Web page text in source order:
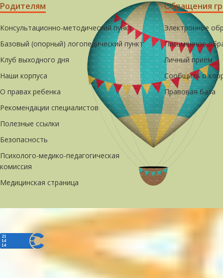
Родителям
Консультационно-методический пункт
Базовый (опорный) логопедический пункт
Клуб выходного дня
Наши корпуса
О правах ребенка
Рекомендации специалистов
Полезные ссылки
Безопасность
Психолого-медико-педагогическая
комиссия
Медицинская страница
Обращения
Электронное
Письменное
Личный прием
Сообщить о
Правовая база